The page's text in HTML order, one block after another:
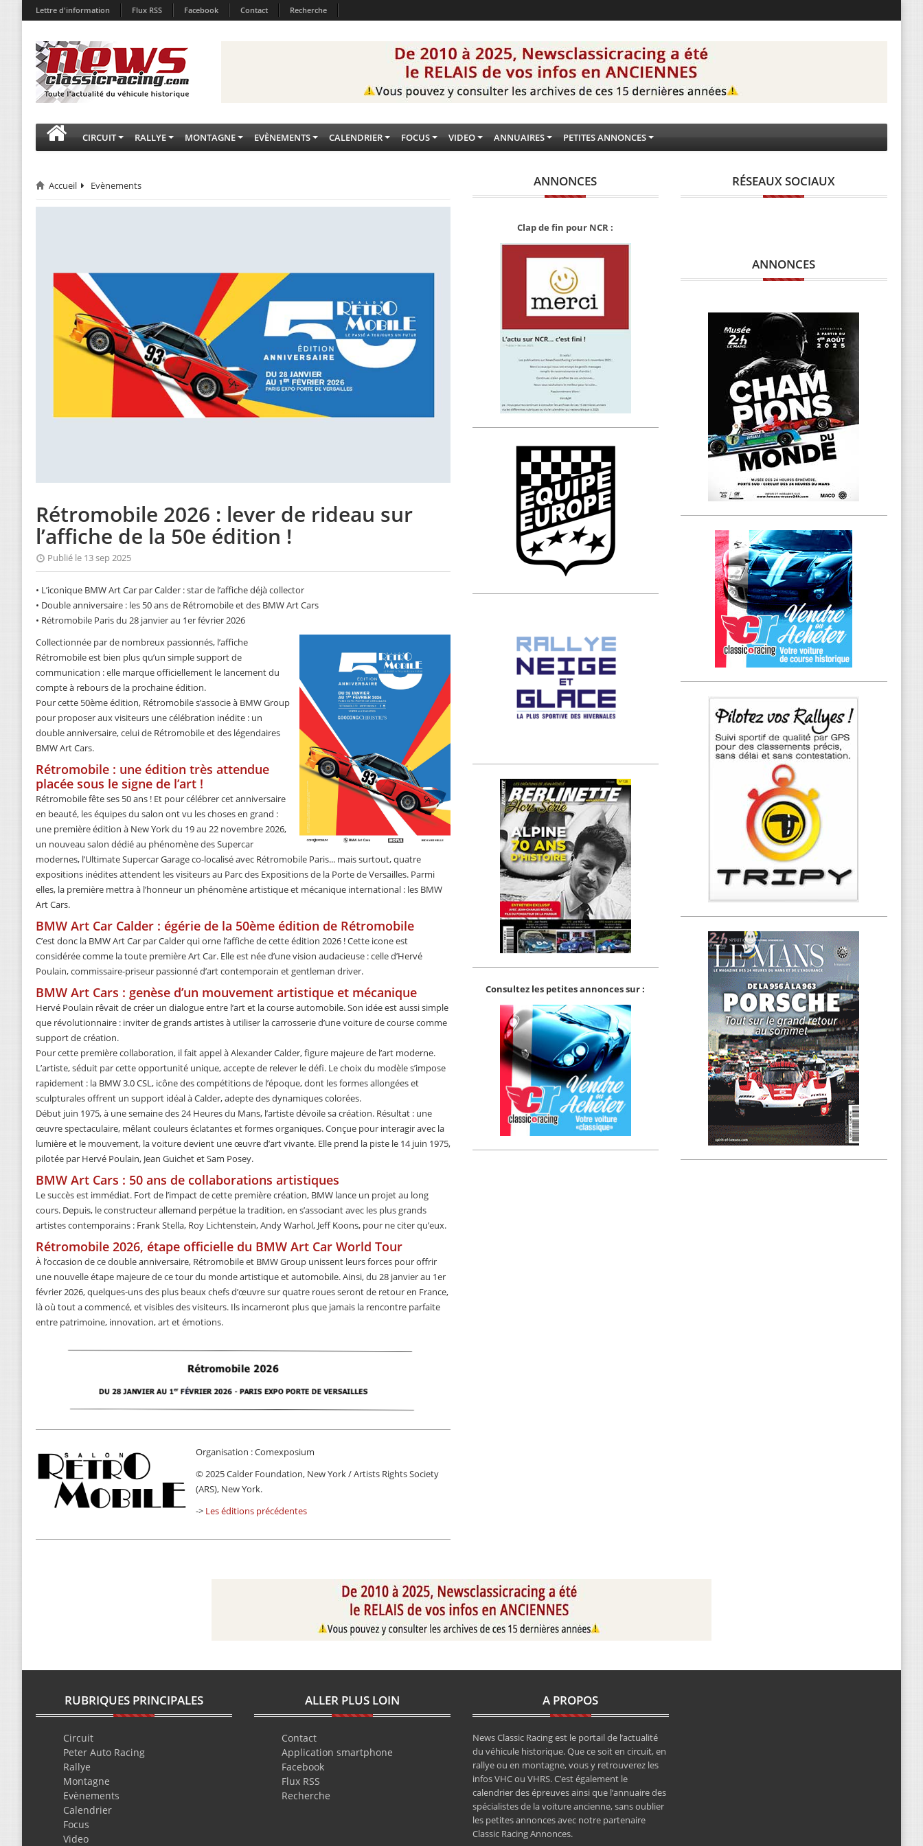
Lettre d'information Flux RSS Facebook Contact Recherche
CIRCUIT RALLYE MONTAGNE EVÈNEMENTS CALENDRIER FOCUS VIDEO ANNUAIRES PETITES ANNONCES
Accueil Evènements
Rétromobile 2026 : lever de rideau sur
l’affiche de la 50e édition !
Publié le 13 sep 2025
• L’iconique BMW Art Car par Calder : star de l’affiche déjà collector
• Double anniversaire : les 50 ans de Rétromobile et des BMW Art Cars
• Rétromobile Paris du 28 janvier au 1er février 2026
Collectionnée par de nombreux passionnés, l’affiche
Rétromobile est bien plus qu’un simple support de
communication : elle marque officiellement le lancement du
compte à rebours de la prochaine édition.
Pour cette 50ème édition, Rétromobile s’associe à BMW Group
pour proposer aux visiteurs une célébration inédite : un
double anniversaire, celui de Rétromobile et des légendaires
BMW Art Cars.
Rétromobile : une édition très attendue
placée sous le signe de l’art !
Rétromobile fête ses 50 ans ! Et pour célébrer cet anniversaire
en beauté, les équipes du salon ont vu les choses en grand :
une première édition à New York du 19 au 22 novembre 2026,
un nouveau salon dédié au phénomène des Supercar
modernes, l’Ultimate Supercar Garage co-localisé avec Rétromobile Paris... mais surtout, quatre
expositions inédites attendent les visiteurs au Parc des Expositions de la Porte de Versailles. Parmi
elles, la première mettra à l’honneur un phénomène artistique et mécanique international : les BMW
Art Cars.
BMW Art Car Calder : égérie de la 50ème édition de Rétromobile
C’est donc la BMW Art Car par Calder qui orne l’affiche de cette édition 2026 ! Cette icone est
considérée comme la toute première Art Car. Elle est née d’une vision audacieuse : celle d’Hervé
Poulain, commissaire-priseur passionné d’art contemporain et gentleman driver.
BMW Art Cars : genèse d’un mouvement artistique et mécanique
Hervé Poulain rêvait de créer un dialogue entre l’art et la course automobile. Son idée est aussi simple
que révolutionnaire : inviter de grands artistes à utiliser la carrosserie d’une voiture de course comme
support de création.
Pour cette première collaboration, il fait appel à Alexander Calder, figure majeure de l’art moderne.
L’artiste, séduit par cette opportunité unique, accepte de relever le défi. Le choix du modèle s’impose
rapidement : la BMW 3.0 CSL, icône des compétitions de l’époque, dont les formes allongées et
sculpturales offrent un support idéal à Calder, adepte des dynamiques colorées.
Début juin 1975, à une semaine des 24 Heures du Mans, l’artiste dévoile sa création. Résultat : une
œuvre spectaculaire, mêlant couleurs éclatantes et formes organiques. Conçue pour interagir avec la
lumière et le mouvement, la voiture devient une œuvre d’art vivante. Elle prend la piste le 14 juin 1975,
pilotée par Hervé Poulain, Jean Guichet et Sam Posey.
BMW Art Cars : 50 ans de collaborations artistiques
Le succès est immédiat. Fort de l’impact de cette première création, BMW lance un projet au long
cours. Depuis, le constructeur allemand perpétue la tradition, en s’associant avec les plus grands
artistes contemporains : Frank Stella, Roy Lichtenstein, Andy Warhol, Jeff Koons, pour ne citer qu’eux.
Rétromobile 2026, étape officielle du BMW Art Car World Tour
À l’occasion de ce double anniversaire, Rétromobile et BMW Group unissent leurs forces pour offrir
une nouvelle étape majeure de ce tour du monde artistique et automobile. Ainsi, du 28 janvier au 1er
février 2026, quelques-uns des plus beaux chefs d’œuvre sur quatre roues seront de retour en France,
là où tout a commencé, et visibles des visiteurs. Ils incarneront plus que jamais la rencontre parfaite
entre patrimoine, innovation, art et émotions.
Organisation : Comexposium
© 2025 Calder Foundation, New York / Artists Rights Society
(ARS), New York.
-> Les éditions précédentes
ANNONCES
Clap de fin pour NCR :
Consultez les petites annonces sur :
RÉSEAUX SOCIAUX
ANNONCES
RUBRIQUES PRINCIPALES
Circuit
Peter Auto Racing
Rallye
Montagne
Evènements
Calendrier
Focus
Video
ALLER PLUS LOIN
Contact
Application smartphone
Facebook
Flux RSS
Recherche
A PROPOS
News Classic Racing est le portail de l’actualité
du véhicule historique. Que ce soit en circuit, en
rallye ou en montagne, vous y retrouverez les
infos VHC ou VHRS. C’est également le
calendrier des épreuves ainsi que l’annuaire des
spécialistes de la voiture ancienne, sans oublier
les petites annonces avec notre partenaire
Classic Racing Annonces.